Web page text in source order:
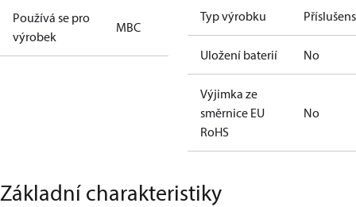
Používá se pro
výrobek
MBC
Typ výrobku
Uložení baterií No
Výjimka ze
směrnice EU
RoHS
No
Základní charakteristiky